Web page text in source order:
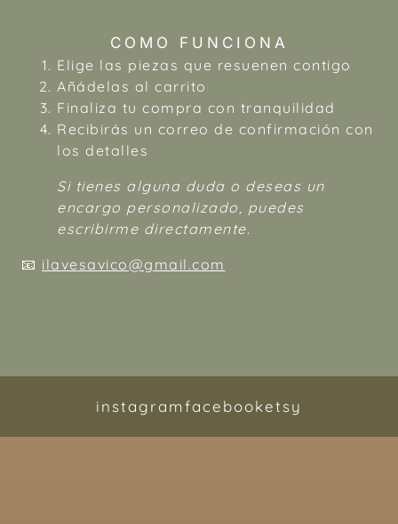
COMO FUNCIONA
Elige las piezas que resuenen contigo
Añádelas al carrito
Finaliza tu compra con tranquilidad
Recibirás un correo de confirmación con
los detalles
Si tienes alguna duda o deseas un
encargo personalizado, puedes
escribirme directamente.
📧 ilavesavico@gmail.com
instagramfacebooketsy